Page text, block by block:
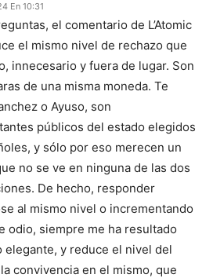
En 10:31
el comentario de L’Atomic
el mismo nivel de rechazo que
innecesario y fuera de lugar. Son
de una misma moneda. Te
o Ayuso, son
públicos del estado elegidos
y sólo por eso merecen un
no se ve en ninguna de las dos
De hecho, responder
al mismo nivel o incrementando
odio, siempre me ha resultado
elegante, y reduce el nivel del
convivencia en el mismo, que